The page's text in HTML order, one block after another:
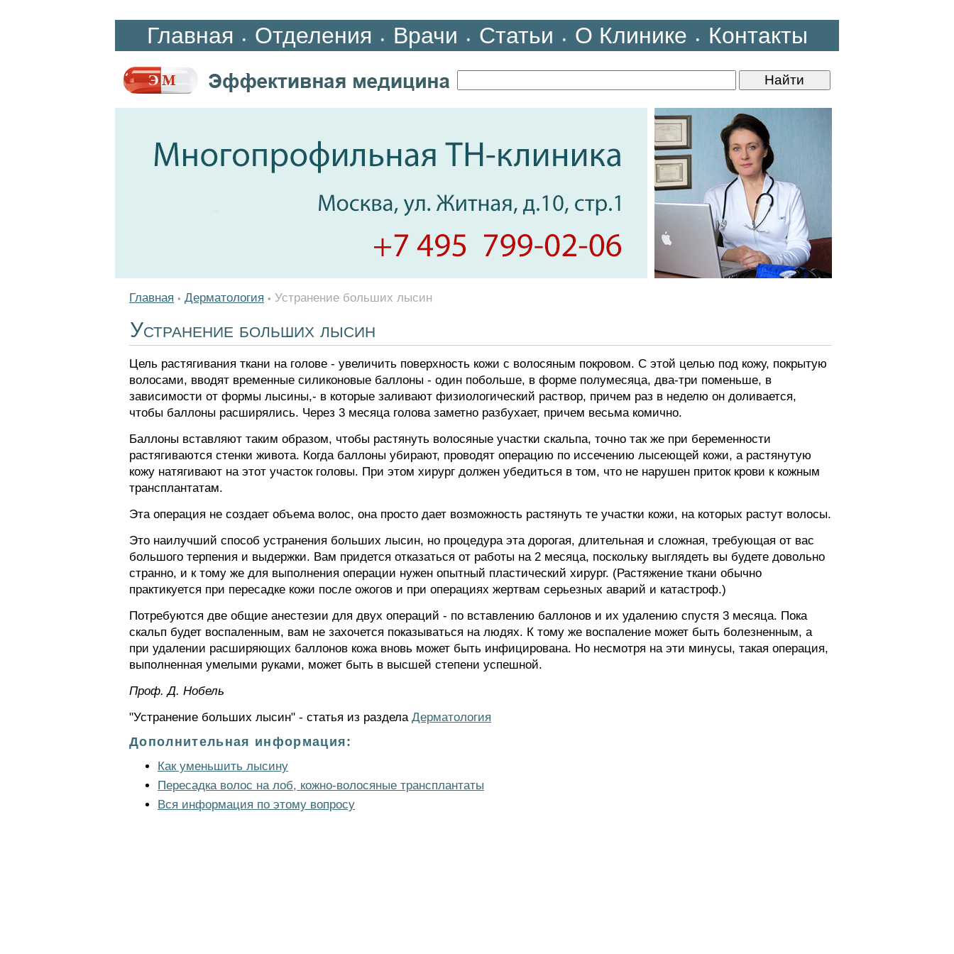
Главная • Отделения • Врачи • Статьи • О Клинике • Контакты
Главная • Дерматология • Устранение больших лысин
Устранение больших лысин
Цель растягивания ткани на голове - увеличить поверхность кожи с волосяным покровом. С этой целью под кожу, покрытую
волосами, вводят временные силиконовые баллоны - один побольше, в форме полумесяца, два-три поменьше, в
зависимости от формы лысины,- в которые заливают физиологический раствор, причем раз в неделю он доливается,
чтобы баллоны расширялись. Через 3 месяца голова заметно разбухает, причем весьма комично.
Баллоны вставляют таким образом, чтобы растянуть волосяные участки скальпа, точно так же при беременности
растягиваются стенки живота. Когда баллоны убирают, проводят операцию по иссечению лысеющей кожи, а растянутую
кожу натягивают на этот участок головы. При этом хирург должен убедиться в том, что не нарушен приток крови к кожным
трансплантатам.
Эта операция не создает объема волос, она просто дает возможность растянуть те участки кожи, на которых растут волосы.
Это наилучший способ устранения больших лысин, но процедура эта дорогая, длительная и сложная, требующая от вас
большого терпения и выдержки. Вам придется отказаться от работы на 2 месяца, поскольку выглядеть вы будете довольно
странно, и к тому же для выполнения операции нужен опытный пластический хирург. (Растяжение ткани обычно
практикуется при пересадке кожи после ожогов и при операциях жертвам серьезных аварий и катастроф.)
Потребуются две общие анестезии для двух операций - по вставлению баллонов и их удалению спустя 3 месяца. Пока
скальп будет воспаленным, вам не захочется показываться на людях. К тому же воспаление может быть болезненным, а
при удалении расширяющих баллонов кожа вновь может быть инфицирована. Но несмотря на эти минусы, такая операция,
выполненная умелыми руками, может быть в высшей степени успешной.
Проф. Д. Нобель
"Устранение больших лысин" - статья из раздела Дерматология
Дополнительная информация:
Как уменьшить лысину
Пересадка волос на лоб, кожно-волосяные трансплантаты
Вся информация по этому вопросу